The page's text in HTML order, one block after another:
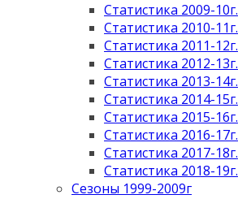
Статистика 2009-10г.
Статистика 2010-11г.
Статистика 2011-12г.
Статистика 2012-13г.
Статистика 2013-14г.
Статистика 2014-15г.
Статистика 2015-16г.
Статистика 2016-17г.
Статистика 2017-18г.
Статистика 2018-19г.
Сезоны 1999-2009г